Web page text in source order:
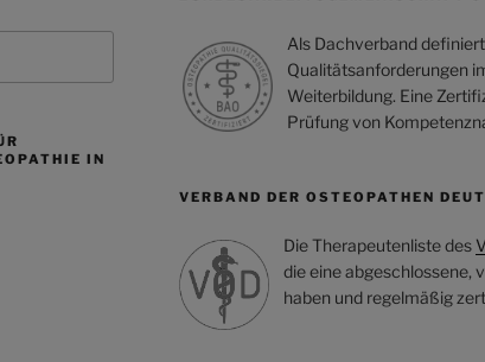
IN
Als Dachverband
Qualitätsanforderungen
Weiterbildung. Eine
Prüfung von
VERBAND DER OSTEOPATHEN
Die Therapeutenliste des
die eine abgeschlossene,
haben und regelmäßig